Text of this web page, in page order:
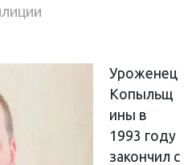
Уроженец
Копыльщ
ины в
1993 году
закончил с